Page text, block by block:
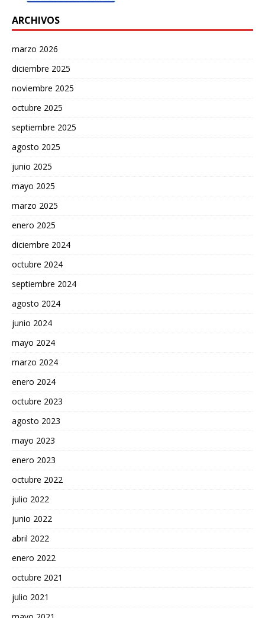
ARCHIVOS
marzo 2026
diciembre 2025
noviembre 2025
octubre 2025
septiembre 2025
agosto 2025
junio 2025
mayo 2025
marzo 2025
enero 2025
diciembre 2024
octubre 2024
septiembre 2024
agosto 2024
junio 2024
mayo 2024
marzo 2024
enero 2024
octubre 2023
agosto 2023
mayo 2023
enero 2023
octubre 2022
julio 2022
junio 2022
abril 2022
enero 2022
octubre 2021
julio 2021